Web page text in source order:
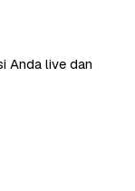
Anda live dan